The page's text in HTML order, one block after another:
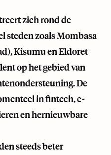
zich rond de
steden zoals Mombasa
Kisumu en Eldoret
op het gebied van
De
in fintech, e-
en hernieuwbare
steeds beter